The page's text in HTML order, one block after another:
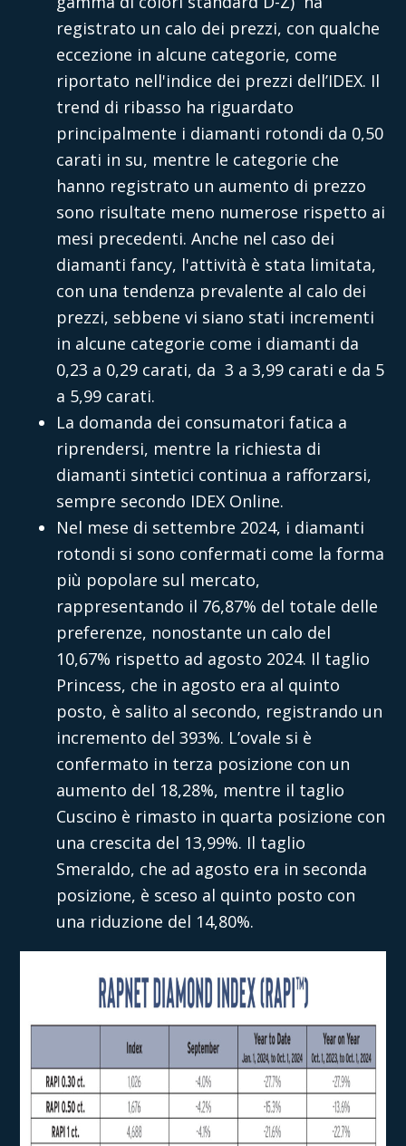
registrato un calo dei prezzi, con qualche
eccezione in alcune categorie, come
riportato nell'indice dei prezzi dell’IDEX. Il
trend di ribasso ha riguardato
principalmente i diamanti rotondi da 0,50
carati in su, mentre le categorie che
hanno registrato un aumento di prezzo
sono risultate meno numerose rispetto ai
mesi precedenti. Anche nel caso dei
diamanti fancy, l'attività è stata limitata,
con una tendenza prevalente al calo dei
prezzi, sebbene vi siano stati incrementi
in alcune categorie come i diamanti da
0,23 a 0,29 carati, da 3 a 3,99 carati e da 5
a 5,99 carati.
La domanda dei consumatori fatica a
riprendersi, mentre la richiesta di
diamanti sintetici continua a rafforzarsi,
sempre secondo IDEX Online.
Nel mese di settembre 2024, i diamanti
rotondi si sono confermati come la forma
più popolare sul mercato,
rappresentando il 76,87% del totale delle
preferenze, nonostante un calo del
10,67% rispetto ad agosto 2024. Il taglio
Princess, che in agosto era al quinto
posto, è salito al secondo, registrando un
incremento del 393%. L’ovale si è
confermato in terza posizione con un
aumento del 18,28%, mentre il taglio
Cuscino è rimasto in quarta posizione con
una crescita del 13,99%. Il taglio
Smeraldo, che ad agosto era in seconda
posizione, è sceso al quinto posto con
una riduzione del 14,80%.